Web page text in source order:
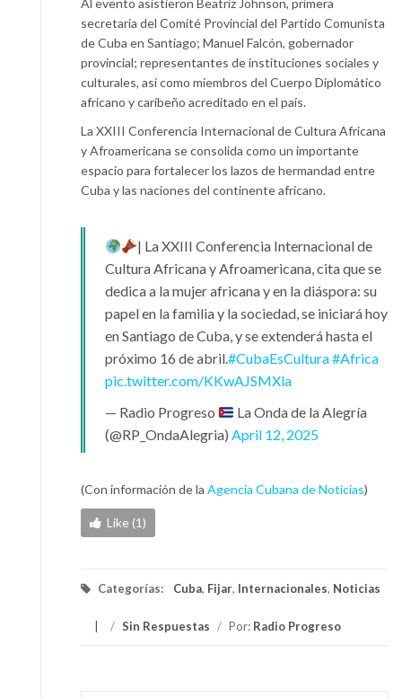
Al evento asistieron Beatriz Johnson, primera
secretaria del Comité Provincial del Partido Comunista
de Cuba en Santiago; Manuel Falcón, gobernador
provincial; representantes de instituciones sociales y
culturales, así como miembros del Cuerpo Diplomático
africano y caribeño acreditado en el país.
La XXIII Conferencia Internacional de Cultura Africana
y Afroamericana se consolida como un importante
espacio para fortalecer los lazos de hermandad entre
Cuba y las naciones del continente africano.
| La XXIII Conferencia Internacional de
Cultura Africana y Afroamericana, cita que se
dedica a la mujer africana y en la diáspora: su
papel en la familia y la sociedad, se iniciará hoy
en Santiago de Cuba, y se extenderá hasta el
próximo 16 de abril.#CubaEsCultura#Africa
pic.twitter.com/KKwAJSMXla
— Radio Progreso
La Onda de la Alegría
(@RP_OndaAlegria) April 12, 2025
(Con información de la Agencia Cubana de Noticias)
Like (1)
Categorías: Cuba, Fijar, Internacionales, Noticias
/ Sin Respuestas / Por: Radio Progreso